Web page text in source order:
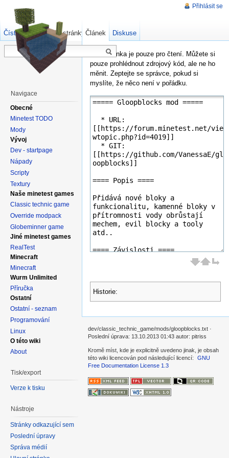
Tato stránka je pouze pro čtení. Můžete si
pouze prohlédnout zdrojový kód, ale ne ho
měnit. Zeptejte se správce, pokud si
myslíte, že něco není v pořádku.
Historie:
Přihlásit se
Článek Diskuse
Číst Zdrojový kód stránky Starší verze
Navigace
Obecné
Minetest TODO
Mody
Vývoj
Dev - startpage
Nápady
Scripty
Textury
Naše minetest games
Classic technic game
Override modpack
Globeminner game
Jiné minetest games
RealTest
Minecraft
Minecraft
Wurm Unlimited
Příručka
Ostatní
Ostatní - seznam
Programování
Linux
O této wiki
About
Tisk/export
Verze k tisku
Nástroje
Stránky odkazující sem
Poslední úpravy
Správa médií
dev/classic_technic_game/mods/gloopblocks.txt ·
Poslední úprava: 13.10.2013 01:43 autor: pitriss
Kromě míst, kde je explicitně uvedeno jinak, je obsah
této wiki licencován pod následující licencí:
GNU
Free Documentation License 1.3